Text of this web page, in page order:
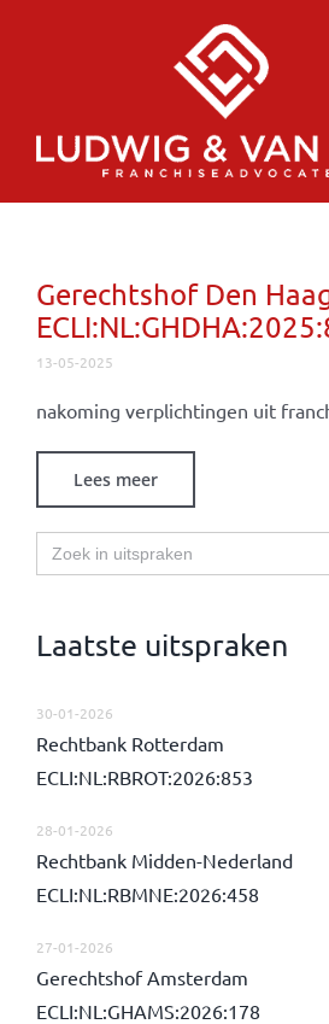
Gerechtshof Den
13-05-2025
nakoming verplichtingen uit
Lees meer
Zoek
naar:
Laatste uitspraken
30-01-2026
Rechtbank Rotterdam
ECLI:NL:RBROT:2026:853
28-01-2026
Rechtbank Midden-Nederland
ECLI:NL:RBMNE:2026:458
27-01-2026
Gerechtshof Amsterdam
ECLI:NL:GHAMS:2026:178